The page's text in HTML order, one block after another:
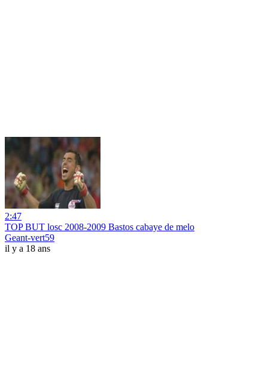
2:47
TOP BUT losc 2008-2009 Bastos cabaye de melo
Geant-vert59
il y a 18 ans